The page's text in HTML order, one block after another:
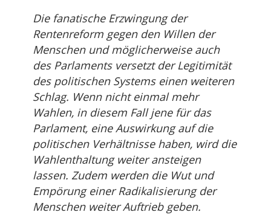
Die fanatische Erzwingung der
Rentenreform gegen den Willen der
Menschen und möglicherweise auch
des Parlaments versetzt der Legitimität
des politischen Systems einen weiteren
Schlag. Wenn nicht einmal mehr
Wahlen, in diesem Fall jene für das
Parlament, eine Auswirkung auf die
politischen Verhältnisse haben, wird die
Wahlenthaltung weiter ansteigen
lassen. Zudem werden die Wut und
Empörung einer Radikalisierung der
Menschen weiter Auftrieb geben.